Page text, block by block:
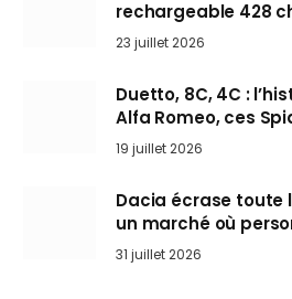
rechargeable 428
arrive en Europe cet
23 juillet 2026
Duetto, 8C, 4C :
Alfa Romeo, ces
l’art de rouler
19 juillet 2026
Dacia écrase toute
un marché où
31 juillet 2026